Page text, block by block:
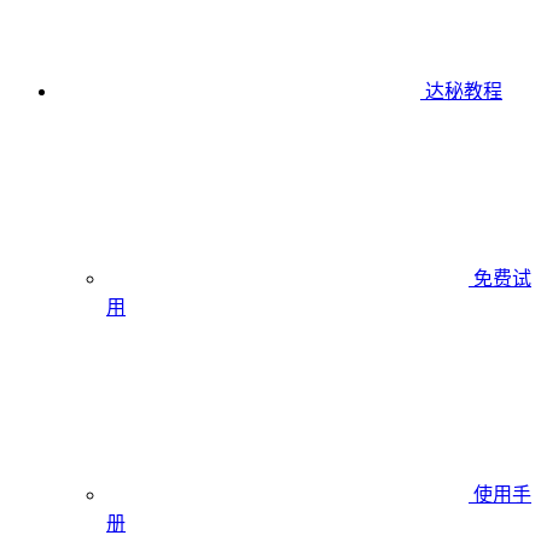
达秘教程
免费试
用
使用手
册